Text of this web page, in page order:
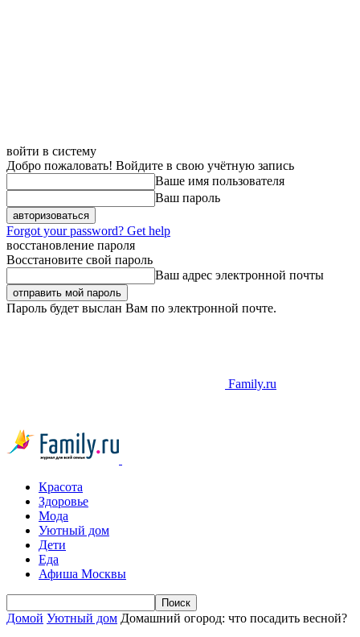
войти в систему
Добро пожаловать! Войдите в свою учётную запись
Ваше имя пользователя
Ваш пароль
Forgot your password? Get help
восстановление пароля
Восстановите свой пароль
Ваш адрес электронной почты
Пароль будет выслан Вам по электронной почте.
Family.ru
Красота
Здоровье
Мода
Уютный дом
Дети
Еда
Афиша Москвы
Домой Уютный дом Домашний огород: что посадить весной?